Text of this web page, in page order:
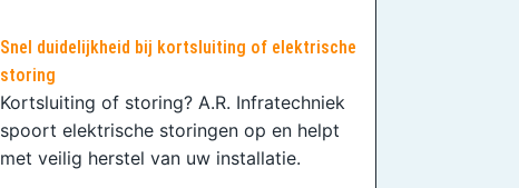
Snel duidelijkheid bij kortsluiting of elektrische
storing
Kortsluiting of storing? A.R. Infratechniek
spoort elektrische storingen op en helpt
met veilig herstel van uw installatie.